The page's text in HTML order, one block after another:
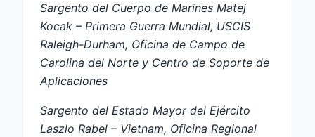
Sargento del Cuerpo de Marines Matej
Kocak – Primera Guerra Mundial, USCIS
Raleigh-Durham, Oficina de Campo de
Carolina del Norte y Centro de Soporte de
Aplicaciones
Sargento del Estado Mayor del Ejército
Laszlo Rabel – Vietnam, Oficina Regional